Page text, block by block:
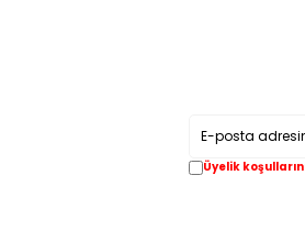
Üyelik